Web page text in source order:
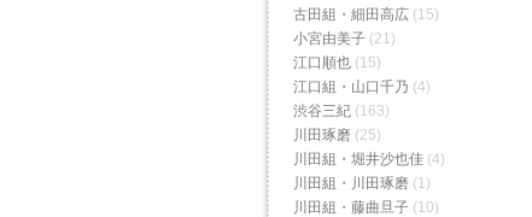
古田組・細田高広 (15)
小宮由美子 (21)
江口順也 (15)
江口組・山口千乃 (4)
渋谷三紀 (163)
川田琢磨 (25)
川田組・堀井沙也佳 (4)
川田組・川田琢磨 (1)
川田組・藤曲旦子 (10)